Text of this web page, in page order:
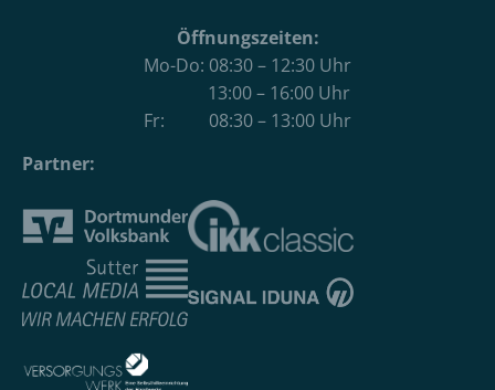
Öffnungszeiten:
Mo-Do: 08:30 – 12:30 Uhr
13:00 – 16:00 Uhr
Fr: 08:30 – 13:00 Uhr
Partner: